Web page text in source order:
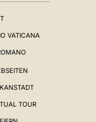
VATICANA
TOUR